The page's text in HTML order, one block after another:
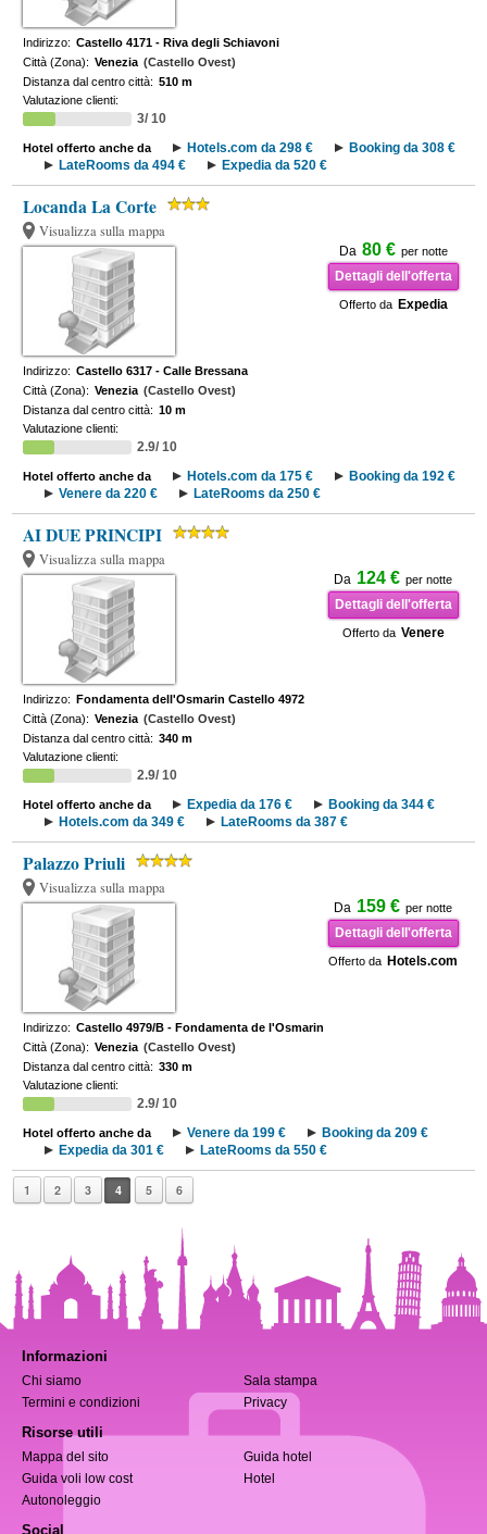
Indirizzo: Castello 4171 - Riva degli Schiavoni
Città (Zona): Venezia (Castello Ovest)
Distanza dal centro città: 510 m
Valutazione clienti:
3/ 10
Hotel offerto anche da Hotels.com da 298 €
Booking da 308 €
LateRooms da 494 €
Expedia da 520 €
Locanda La Corte
Visualizza sulla mappa
Da 80 € per notte
Dettagli dell'offerta
Offerto da Expedia
Indirizzo: Castello 6317 - Calle Bressana
Città (Zona): Venezia (Castello Ovest)
Distanza dal centro città: 10 m
Valutazione clienti:
2.9/ 10
Hotel offerto anche da Hotels.com da 175 €
Booking da 192 €
Venere da 220 €
LateRooms da 250 €
AI DUE PRINCIPI
Visualizza sulla mappa
Da 124 € per notte
Dettagli dell'offerta
Offerto da Venere
Indirizzo: Fondamenta dell'Osmarin Castello 4972
Città (Zona): Venezia (Castello Ovest)
Distanza dal centro città: 340 m
Valutazione clienti:
2.9/ 10
Hotel offerto anche da Expedia da 176 €
Booking da 344 €
Hotels.com da 349 €
LateRooms da 387 €
Palazzo Priuli
Visualizza sulla mappa
Da 159 € per notte
Dettagli dell'offerta
Offerto da Hotels.com
Indirizzo: Castello 4979/B - Fondamenta de l'Osmarin
Città (Zona): Venezia (Castello Ovest)
Distanza dal centro città: 330 m
Valutazione clienti:
2.9/ 10
Hotel offerto anche da Venere da 199 €
Booking da 209 €
Expedia da 301 €
LateRooms da 550 €
1 2 3 4 5 6
Informazioni
Chi siamo
Sala stampa
Termini e condizioni
Privacy
Risorse utili
Mappa del sito
Guida hotel
Guida voli low cost
Hotel
Autonoleggio
Social